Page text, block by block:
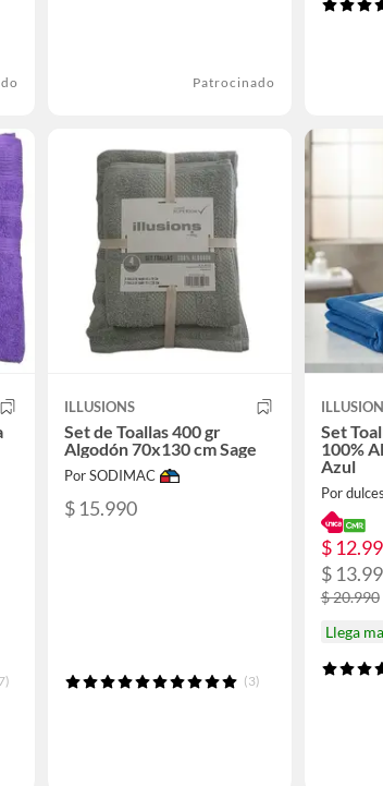
Patrocinado
ILLUSIONS
Set de Toallas 400 gr
Algodón 70x130 cm Sage
Por SODIMAC
$ 15.990
(3)
Set
100%
Azul
Por
$
$
$ 20.990
Llega